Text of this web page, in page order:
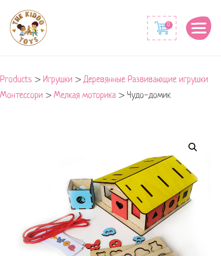
0
Products > Игрушки > Деревянные Развивающие игрушки
Монтессори > Мелкая моторика > Чудо-домик